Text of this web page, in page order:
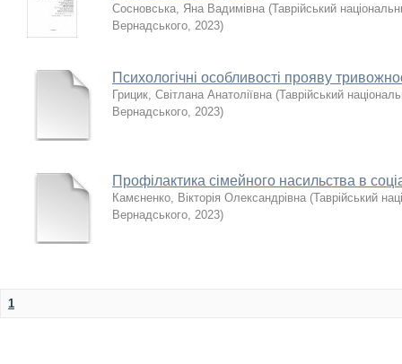
Сосновська, Яна Вадимівна (Таврійський
Вернадського, 2023)
Психологічні особливості прояву
Грицик, Світлана Анатоліївна (Таврійський
Вернадського, 2023)
Профілактика сімейного насильства в
Камєненко, Вікторія Олександрівна (Таврійський
Вернадського, 2023)
1